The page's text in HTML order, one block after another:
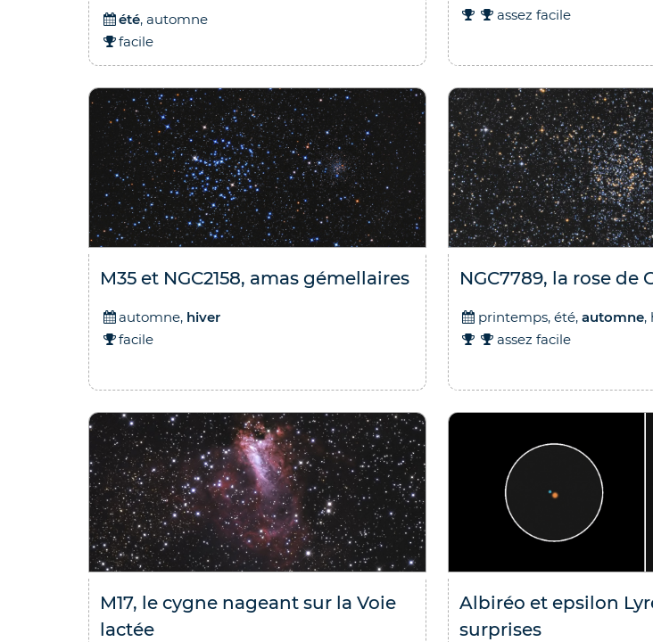
été, automne
facile
assez facile
M35 et NGC2158, amas gémellaires
automne, hiver
facile
NGC7789, la rose de
printemps, été, automne,
assez facile
M17, le cygne nageant sur la Voie
lactée
Albiréo et epsilon
surprises